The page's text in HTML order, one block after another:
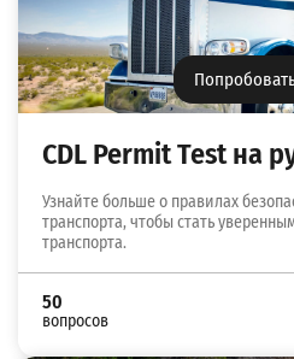
CDL Permit Test на
Узнайте больше о правилах
транспорта, чтобы стать
транспорта.
50
вопросов